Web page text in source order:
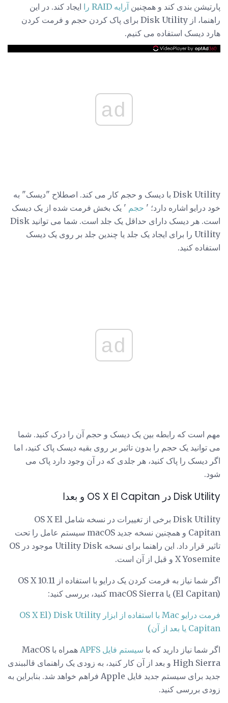
پارتیشن بندی کند و همچنین آرایه RAID را
ایجاد کند. در این
راهنما، از Disk Utility برای پاک کردن حجم و فرمت کردن
هارد دیسک استفاده می کنیم.
ad
Disk Utility با دیسک و حجم کار می کند. اصطلاح "دیسک" به
خود درایو اشاره دارد؛ ' حجم ' یک بخش فرمت شده از یک دیسک
است. هر دیسک دارای حداقل یک جلد است. شما می توانید Disk
Utility را برای ایجاد یک جلد یا چندین جلد بر روی یک دیسک
استفاده کنید.
ad
مهم است که رابطه بین یک دیسک و حجم آن را درک کنید. شما
می توانید یک حجم را بدون تاثیر بر روی بقیه دیسک پاک کنید، اما
اگر دیسک را پاک کنید، هر جلدی که در آن وجود دارد پاک می
شود.
Disk Utility در OS X El Capitan و بعدا
Disk Utility برخی از تغییرات در نسخه شامل OS X El
Capitan و همچنین نسخه جدید macOS سیستم عامل را تحت
تاثیر قرار داد. این راهنما برای نسخه Utility Disk موجود در OS
X Yosemite و قبل از آن است.
اگر شما نیاز به فرمت کردن یک درایو با استفاده از OS X 10.11
(El Capitan) یا macOS Sierra کنید، بررسی کنید:
فرمت درایو Mac با استفاده از ابزار Disk Utility (OS X El
Capitan یا بعد از آن)
اگر شما نیاز دارید که با سیستم فایل APFS
همراه با MacOS
High Sierra و بعد از آن کار کنید، به زودی یک راهنمای قالببندی
جدید برای سیستم جدید فایل Apple فراهم خواهد شد. بنابراین به
زودی بررسی کنید.